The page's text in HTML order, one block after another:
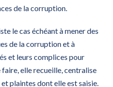
de la corruption.
le cas échéant à mener des
de la corruption et à
et leurs complices pour
elle recueille, centralise
plaintes dont elle est saisie.